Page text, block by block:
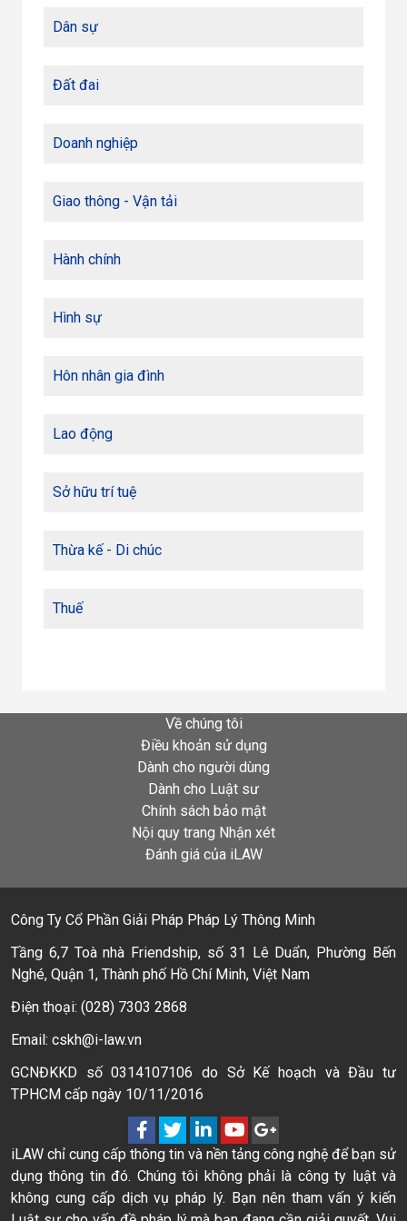
Dân sự
Đất đai
Doanh nghiệp
Giao thông - Vận tải
Hành chính
Hình sự
Hôn nhân gia đình
Lao động
Sở hữu trí tuệ
Thừa kế - Di chúc
Thuế
Về chúng tôi
Điều khoản sử dụng
Dành cho người dùng
Dành cho Luật sư
Chính sách bảo mật
Nội quy trang Nhận xét
Đánh giá của iLAW
Công Ty Cổ Phần Giải Pháp Pháp Lý Thông Minh
Tầng 6,7 Toà nhà Friendship, số 31 Lê Duẩn, Phường Bến
Nghé, Quận 1, Thành phố Hồ Chí Minh, Việt Nam
Điện thoại: (028) 7303 2868
Email: cskh@i-law.vn
GCNĐKKD số 0314107106 do Sở Kế hoạch và Đầu tư
TPHCM cấp ngày 10/11/2016
iLAW chỉ cung cấp thông tin và nền tảng công nghệ để bạn sử
dụng thông tin đó. Chúng tôi không phải là công ty luật và
không cung cấp dịch vụ pháp lý. Bạn nên tham vấn ý kiến